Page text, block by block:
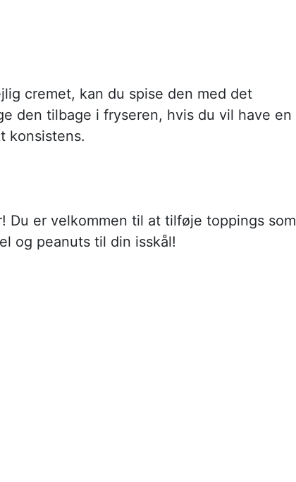
cremet, kan du spise den med det
den tilbage i fryseren, hvis du vil have en
konsistens.
Du er velkommen til at tilføje toppings som
og peanuts til din isskål!